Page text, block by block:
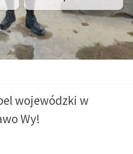
wojewódzki w
Wy!